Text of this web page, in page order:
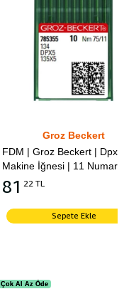
Groz Beckert
Groz Beckert | Dpx5 Düz
İğnesi | 11 Numara
TL
Sepete Ekle
Öde
Öde